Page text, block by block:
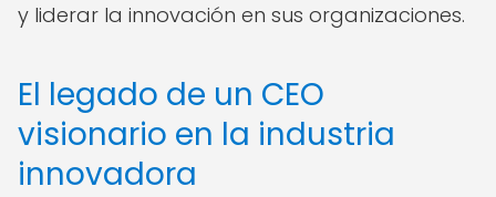
y liderar la innovación en sus organizaciones.
El legado de un CEO
visionario en la industria
innovadora